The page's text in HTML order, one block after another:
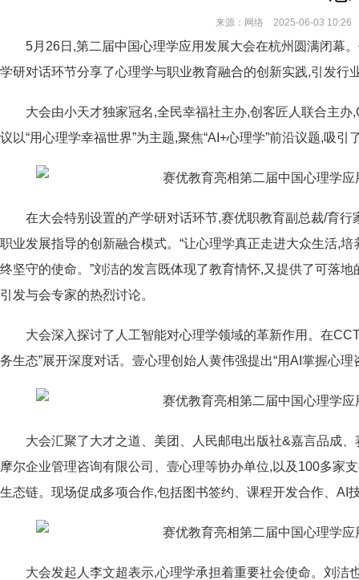
来源：网络 2025-06-03 10:26
5月26日,第二届中国心理学应用发展大会在杭州圆满闭幕
学研对话环节分享了心理学与职业教育融合的创新实践,引发行
大会由小天才独家冠名,全民幸福社主办,创客匠人联合主
议以“用心理学幸福世界”为主题,聚焦“AI+心理学”前沿议题,吸
在大会特别设置的产学研对话环节,赛优职教育副总裁/育
职业发展指导的创新融合模式。“让心理学真正走进大众生活,
终坚守的使命。”刘洁的发言既体现了教育情怀,又提供了可落
引发与会专家的热烈讨论。
大会深入探讨了人工智能对心理学领域的革新作用。在
务生态”展开深度对话。壹心理创始人黄伟强提出“用AI掌握心
大会汇聚了大才之道、美团、人民邮电出版社&嘉言品成
摩尔企业管理咨询有限公司、壹心理等协办单位,以及100多家
生态链。现场促成多项合作,包括图书签约、课程开发合作、AI
大会发起人李文超表示,心理学承担着重要社会使命。刘